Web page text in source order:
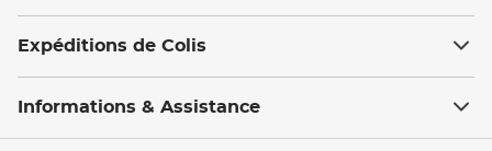
Expéditions de Colis
Informations & Assistance